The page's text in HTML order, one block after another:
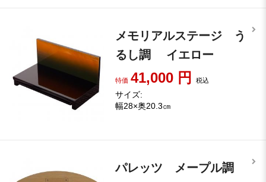
メモリアルステージ う
るし調 イエロー
特価 41,000 円税込
サイズ:
幅28×奥20.3㎝
パレッツ メープル調